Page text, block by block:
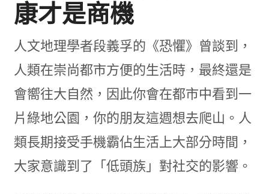
康才是商機
人文地理學者段義孚的《恐懼》曾談到，
人類在崇尚都市方便的生活時，最終還是
會嚮往大自然，因此你會在都市中看到一
片綠地公園，你的朋友這週想去爬山。人
類長期接受手機霸佔生活上大部分時間，
大家意識到了「低頭族」對社交的影響。